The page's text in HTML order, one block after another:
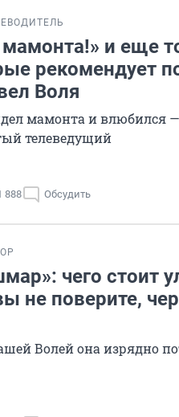
и еще
рекомендует
Воля
мамонта и влюбился
телеведущий
888 Обсудить
чего стоит
не поверите,
Волей она изрядно